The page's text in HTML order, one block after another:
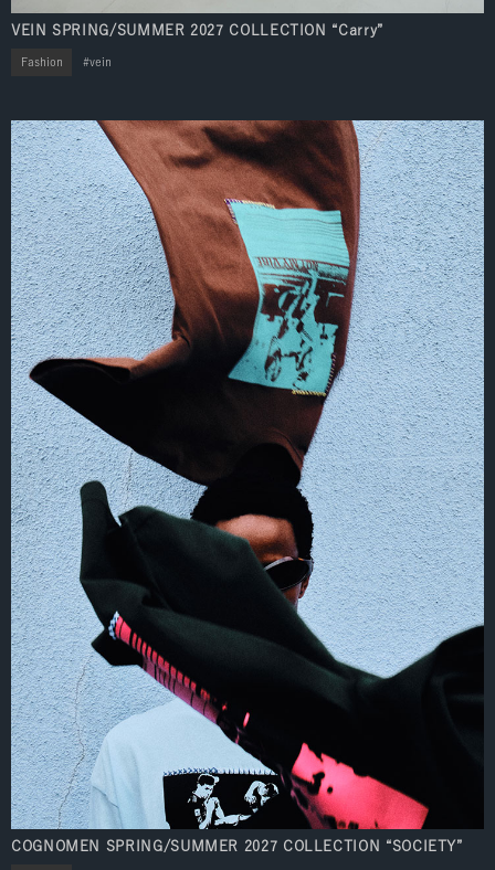
VEIN SPRING/SUMMER 2027 COLLECTION “Carry”
Fashion vein
COGNOMEN SPRING/SUMMER 2027 COLLECTION “SOCIETY”